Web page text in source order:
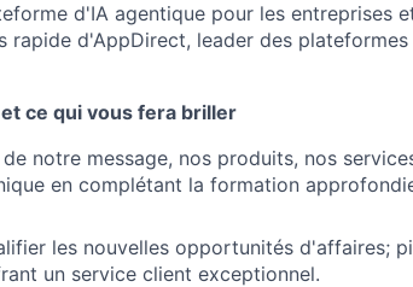
d'IA agentique pour les entreprises
rapide d'AppDirect, leader des
ce qui vous fera briller
notre message, nos produits, nos
en complétant la formation
les nouvelles opportunités d'affaires;
un service client exceptionnel.